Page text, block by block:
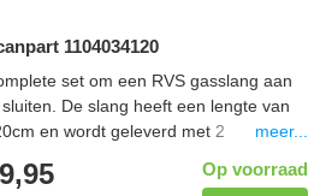
1104034120
set om een RVS gasslang aan
De slang heeft een lengte van
en wordt geleverd met 2
kan worden. De tape wordt
meer...
Op voorraad